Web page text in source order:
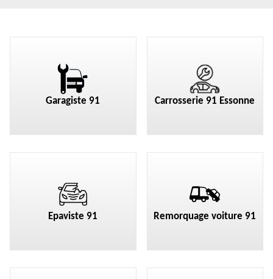
Garagiste 91 Carrosserie 91 Essonne
Epaviste 91 Remorquage voiture 91